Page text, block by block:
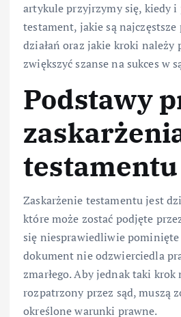
artykule przyjrzymy się, kiedy i
testament, jakie są
działań oraz jakie kroki należy
zwiększyć szanse na sukces w
Podstawy
testamentu
Zaskarżenie testamentu jest
które może zostać podjęte
się niesprawiedliwie pominięte
dokument nie odzwierciedla
zmarłego. Aby jednak taki krok
rozpatrzony przez sąd, muszą
określone warunki prawne.